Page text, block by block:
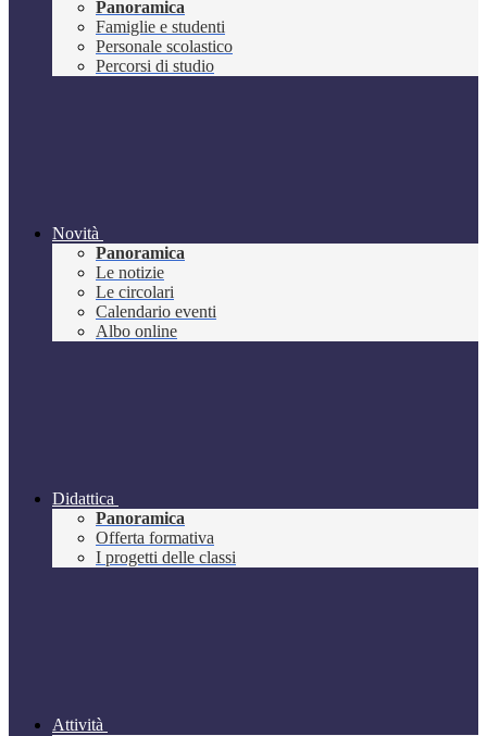
Panoramica
Famiglie e studenti
Personale scolastico
Percorsi di studio
Novità
Panoramica
Le notizie
Le circolari
Calendario eventi
Albo online
Didattica
Panoramica
Offerta formativa
I progetti delle classi
Attività